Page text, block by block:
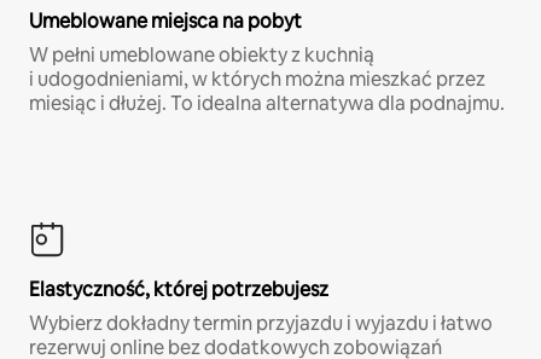
Umeblowane miejsca na pobyt
W pełni umeblowane obiekty z kuchnią
i udogodnieniami, w których można mieszkać przez
miesiąc i dłużej. To idealna alternatywa dla podnajmu.
Elastyczność, której potrzebujesz
Wybierz dokładny termin przyjazdu i wyjazdu i łatwo
rezerwuj online bez dodatkowych zobowiązań